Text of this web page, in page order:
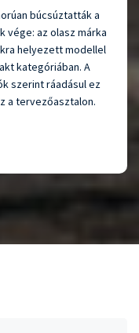
búcsúztatták a
vége: az olasz márka
helyezett modellel
kategóriában. A
szerint ráadásul ez
a tervezőasztalon.